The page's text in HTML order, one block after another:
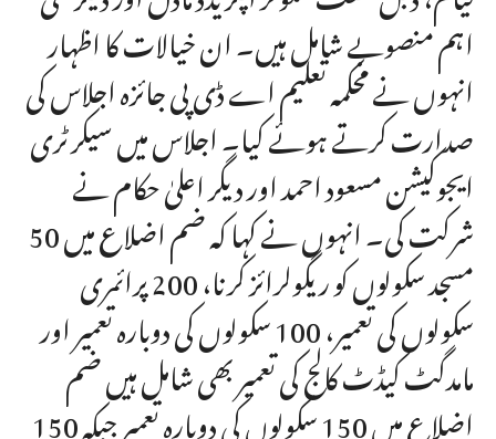
اہم منصوبے شامل ہیں۔ ان خیالات کا اظہار
انہوں نے محکمہ تعلیم اے ڈی پی جائزہ اجلاس کی
صدارت کرتے ہوئے کیا۔ اجلاس میں سیکرٹری
ایجوکیشن مسعود احمد اور دیگر اعلیٰ حکام نے
شرکت کی۔ انہوں نے کہا کہ ضم اضلاع میں 50
مسجد سکولوں کو ریگولرائز کرنا، 200 پرائمری
سکولوں کی تعمیر، 100 سکولوں کی دوبارہ تعمیر اور
مامدگٹ کیڈٹ کالج کی تعمیر بھی شامل ہیں ضم
اضلاع میں 150 سکولوں کی دوبارہ تعمیر جبکہ 150